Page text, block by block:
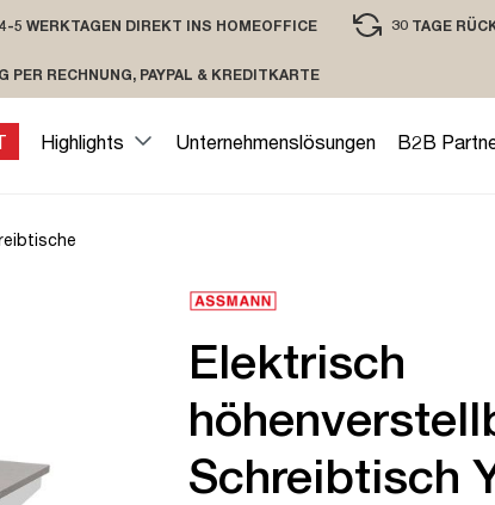
5 WERKTAGEN DIREKT INS HOMEOFFICE
PER DHL ODER SPEDITION
30 TAGE
PER RECHNUNG, PAYPAL & KREDITKARTE
ÜBERTRAGUNG
Highlights Unternehmenslösungen
B2B
Elektrisch
Schreibtisch